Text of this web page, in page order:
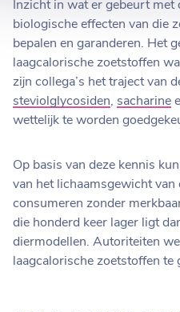
Inzicht in wat er gebeurt
biologische effecten van die
bepalen en garanderen. Het
laagcalorische zoetstoffen
zijn collega’s het traject van
steviolglycosiden, sacharine
wettelijk te worden
Op basis van deze kennis
van het lichaamsgewicht van
consumeren zonder
die honderd keer lager ligt
diermodellen. Autoriteiten
laagcalorische zoetstoffen te